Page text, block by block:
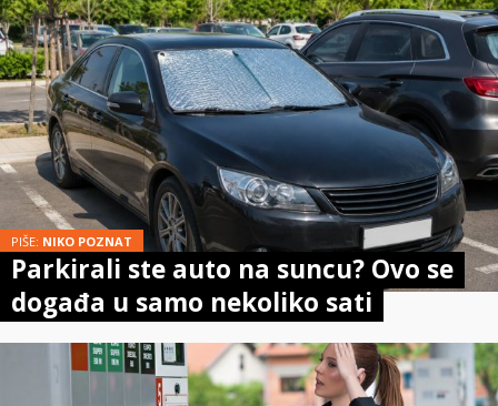
PIŠE: NIKO POZNAT
Parkirali ste auto na suncu? Ovo se
događa u samo nekoliko sati